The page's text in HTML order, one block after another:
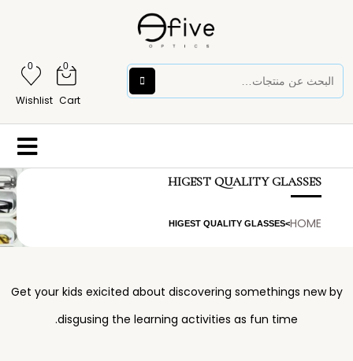
0
Cart
0
Wishlist
HIGEST QUALITY GLASSES
HOME
>
HIGEST QUALITY GLASSES
Get your kids exicited about discovering somethings new by
disgusing the learning activities as fun time.